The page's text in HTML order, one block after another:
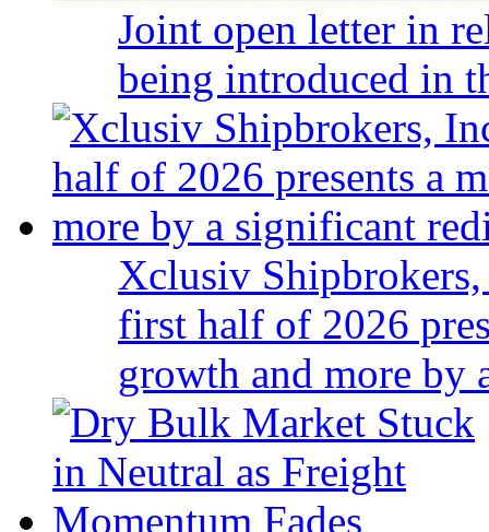
Joint open letter in
being introduced in
Xclusiv
first half of 2026
growth and more